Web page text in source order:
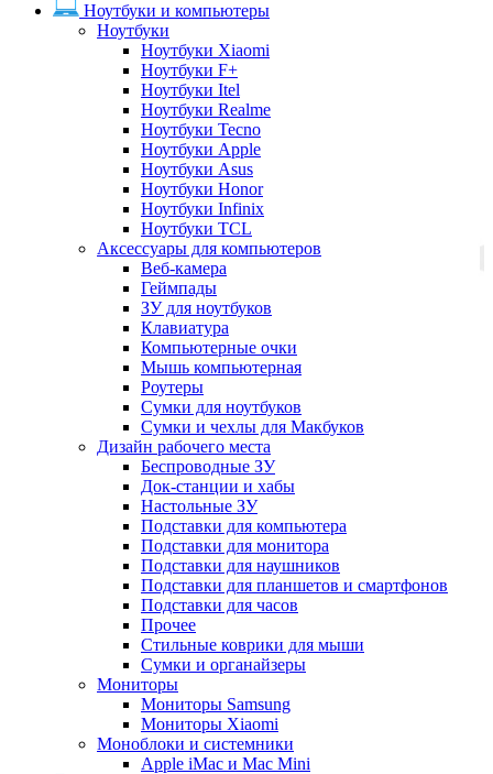
Ноутбуки и компьютеры
Ноутбуки
Ноутбуки Xiaomi
Ноутбуки F+
Ноутбуки Itel
Ноутбуки Realme
Ноутбуки Tecno
Ноутбуки Apple
Ноутбуки Asus
Ноутбуки Honor
Ноутбуки Infinix
Ноутбуки TCL
Аксессуары для компьютеров
Веб-камера
Геймпады
ЗУ для ноутбуков
Клавиатура
Компьютерные очки
Мышь компьютерная
Роутеры
Сумки для ноутбуков
Сумки и чехлы для Макбуков
Дизайн рабочего места
Беспроводные ЗУ
Док-станции и хабы
Настольные ЗУ
Подставки для компьютера
Подставки для монитора
Подставки для наушников
Подставки для планшетов и смартфонов
Подставки для часов
Прочее
Стильные коврики для мыши
Сумки и органайзеры
Мониторы
Мониторы Samsung
Мониторы Xiaomi
Моноблоки и системники
Apple iMac и Mac Mini